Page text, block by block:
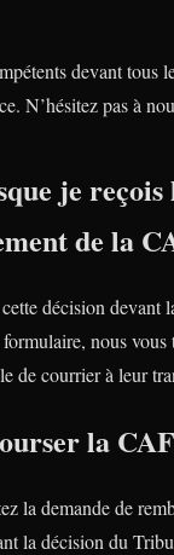
devant tous
N’hésitez pas à
je reçois
de la
décision devant
nous vous
de courrier à leur
la CAF
la demande de
la décision du